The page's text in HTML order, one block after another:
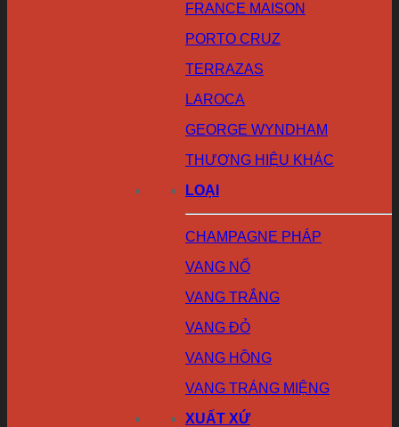
FRANCE MAISON
PORTO CRUZ
TERRAZAS
LAROCA
GEORGE WYNDHAM
THƯƠNG HIỆU KHÁC
LOẠI
CHAMPAGNE PHÁP
VANG NỔ
VANG TRẮNG
VANG ĐỎ
VANG HỒNG
VANG TRÁNG MIỆNG
XUẤT XỨ